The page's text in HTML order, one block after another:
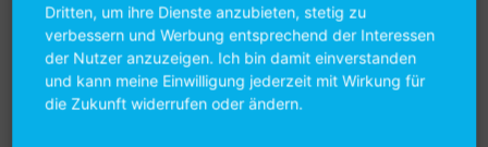
Dritten, um ihre Dienste anzubieten, stetig zu
verbessern und Werbung entsprechend der Interessen
der Nutzer anzuzeigen. Ich bin damit einverstanden
und kann meine Einwilligung jederzeit mit Wirkung für
die Zukunft widerrufen oder ändern.